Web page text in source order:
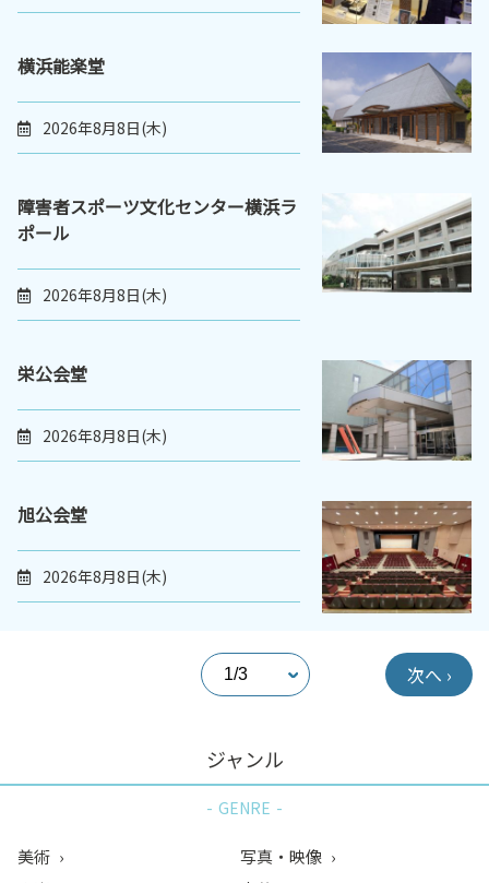
横浜能楽堂
2026年8月8日(木)
障害者スポーツ文化センター横浜ラ
ポール
2026年8月8日(木)
栄公会堂
2026年8月8日(木)
旭公会堂
2026年8月8日(木)
次へ ›
ジャンル
GENRE
美術
写真・映像